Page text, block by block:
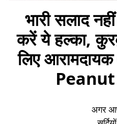
भारी सलाद
करें ये हल्का,
लिए
अगर